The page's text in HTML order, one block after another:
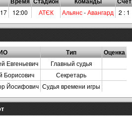
12:00 АТЄК Альянс-Авангард 2 : 1
Тип Оценка
Евгеньевич
Главный судья
Борисович
Секретарь
Йосифович Судья времени игры